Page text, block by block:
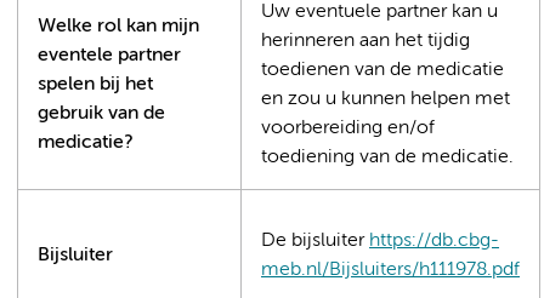
Welke rol kan mijn
eventele partner
spelen bij het
gebruik van de
medicatie?
Uw eventuele partner kan u
herinneren aan het tijdig
toedienen van de medicatie
en zou u kunnen helpen met
voorbereiding en/of
toediening van de medicatie.
Bijsluiter
De bijsluiter https://db.cbg-
meb.nl/Bijsluiters/h111978.pdf